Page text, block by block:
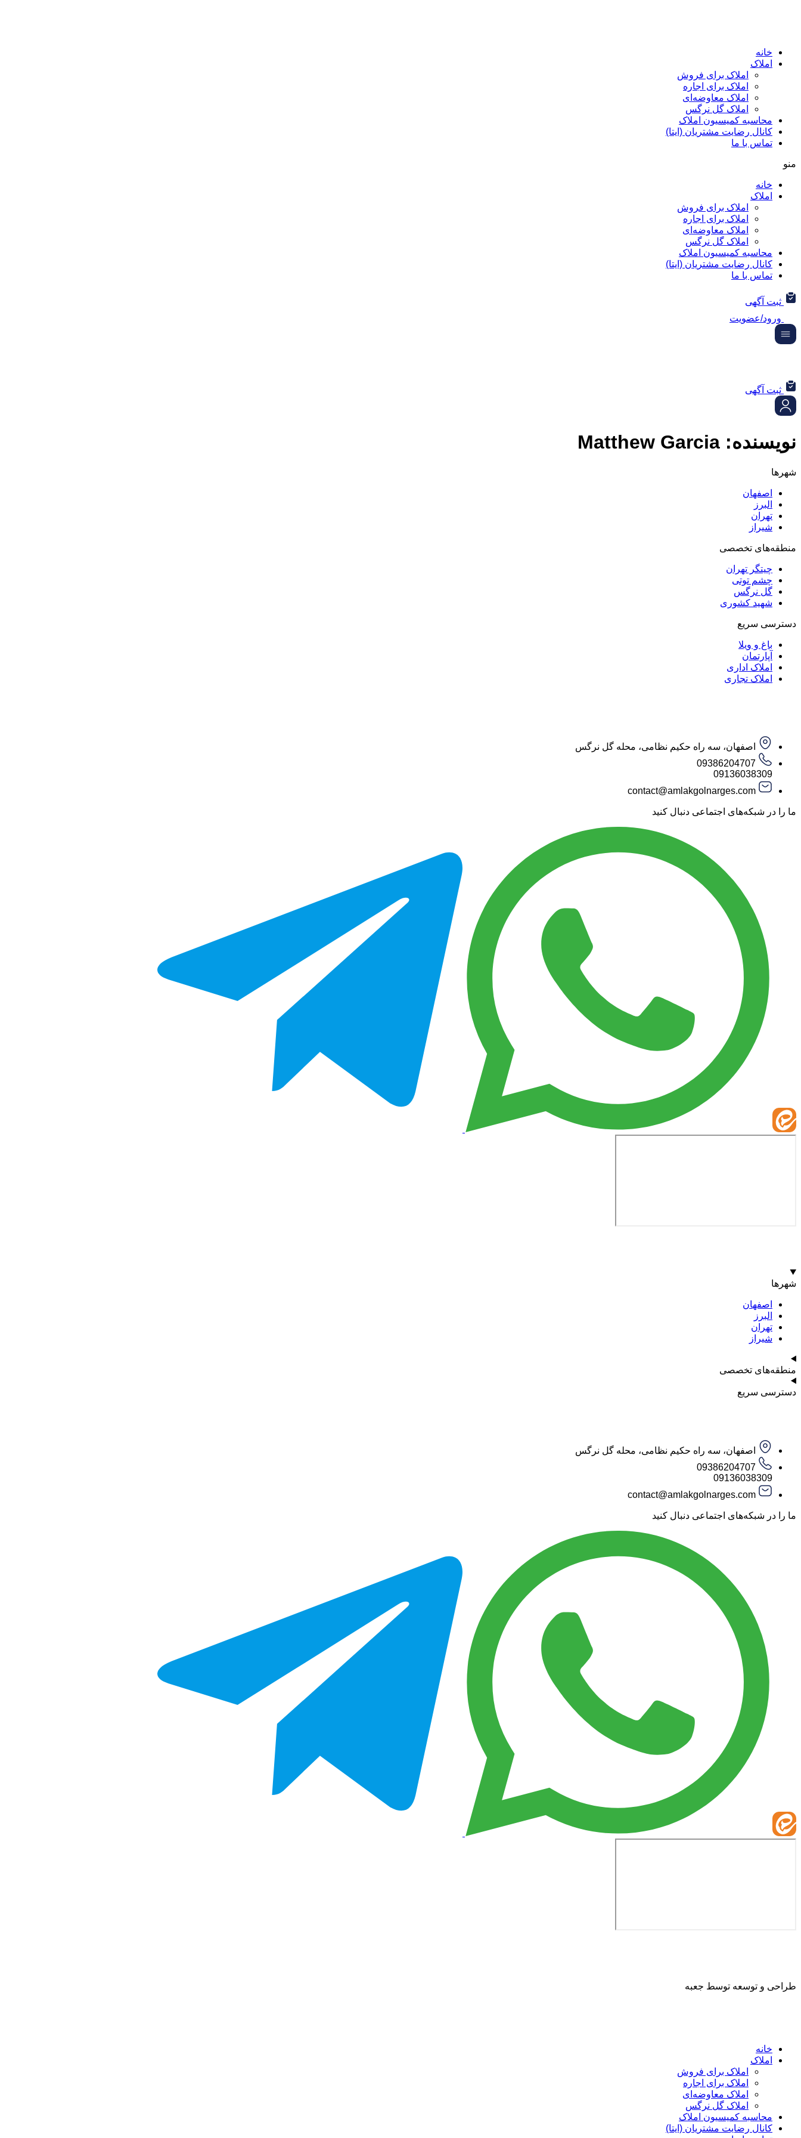
خانه
املاک
املاک برای فروش
املاک برای اجاره
املاک معاوضه‌ای
املاک گل نرگس
محاسبه کمیسیون املاک
کانال رضایت مشتریان (ایتا)
تماس با ما
منو
خانه
املاک
املاک برای فروش
املاک برای اجاره
املاک معاوضه‌ای
املاک گل نرگس
محاسبه کمیسیون املاک
کانال رضایت مشتریان (ایتا)
تماس با ما
ثبت آگهی
ورود/عضویت
ثبت آگهی
نویسنده: Matthew Garcia
شهرها
اصفهان
البرز
تهران
شیراز
منطقه‌های تخصصی
چیتگر تهران
چشم توتی
گل نرگس
شهید کشوری
دسترسی سریع
باغ و ویلا
آپارتمان
املاک اداری
املاک تجاری
اصفهان، سه راه حکیم نظامی، محله گل نرگس
09386204707
09136038309
contact@amlakgolnarges.com
ما را در شبکه‌های اجتماعی دنبال کنید
شهرها
اصفهان
البرز
تهران
شیراز
منطقه‌های تخصصی
دسترسی سریع
اصفهان، سه راه حکیم نظامی، محله گل نرگس
09386204707
09136038309
contact@amlakgolnarges.com
ما را در شبکه‌های اجتماعی دنبال کنید
طراحی و توسعه توسط جعبه
خانه
املاک
املاک برای فروش
املاک برای اجاره
املاک معاوضه‌ای
املاک گل نرگس
محاسبه کمیسیون املاک
کانال رضایت مشتریان (ایتا)